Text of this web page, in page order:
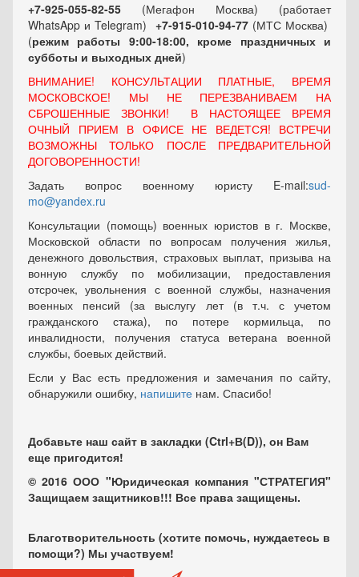
+7-925-055-82-55 (Мегафон Москва) (работает
WhatsApp и Telegram) +7-915-010-94-77 (МТС Москва)
(режим работы 9:00-18:00, кроме праздничных и
субботы и выходных дней)
ВНИМАНИЕ! КОНСУЛЬТАЦИИ ПЛАТНЫЕ, ВРЕМЯ
МОСКОВСКОЕ! МЫ НЕ ПЕРЕЗВАНИВАЕМ НА
СБРОШЕННЫЕ ЗВОНКИ! В НАСТОЯЩЕЕ ВРЕМЯ
ОЧНЫЙ ПРИЕМ В ОФИСЕ НЕ ВЕДЕТСЯ! ВСТРЕЧИ
ВОЗМОЖНЫ ТОЛЬКО ПОСЛЕ ПРЕДВАРИТЕЛЬНОЙ
ДОГОВОРЕННОСТИ!
Задать вопрос военному юристу E-mail:sud-
mo@yandex.ru
Консультации (помощь) военных юристов в г. Москве,
Московской области по вопросам получения жилья,
денежного довольствия, страховых выплат, призыва на
вонную службу по мобилизации, предоставления
отсрочек, увольнения с военной службы, назначения
военных пенсий (за выслугу лет (в т.ч. с учетом
гражданского стажа), по потере кормильца, по
инвалидности, получения статуса ветерана военной
службы, боевых действий.
Если у Вас есть предложения и замечания по сайту,
обнаружили ошибку, напишите нам. Спасибо!
Добавьте наш сайт в закладки (Ctrl+В(D)), он Вам
еще пригодится!
© 2016 ООО "Юридическая компания "СТРАТЕГИЯ"
Защищаем защитников!!! Все права защищены.
Благотворительность (хотите помочь, нуждаетесь в
помощи?) Мы участвуем!